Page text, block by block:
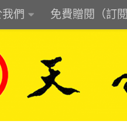
我們 免費贈閱（訂